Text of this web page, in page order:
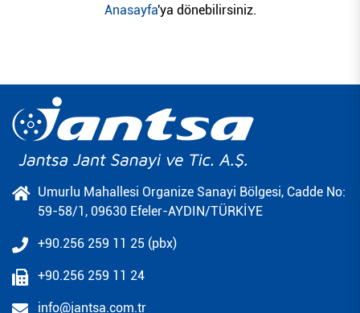
Anasayfa'ya dönebilirsiniz.
Umurlu Mahallesi Organize Sanayi Bölgesi, Cadde No:
59-58/1, 09630 Efeler-AYDIN/TÜRKİYE
+90.256 259 11 25 (pbx)
+90.256 259 11 24
info@jantsa.com.tr